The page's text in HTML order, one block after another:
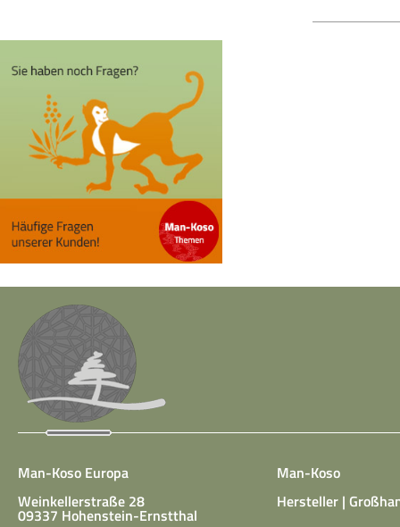
Man-Koso Europa
Weinkellerstraße 28
09337 Hohenstein-Ernstthal
Man-Koso
Hersteller |